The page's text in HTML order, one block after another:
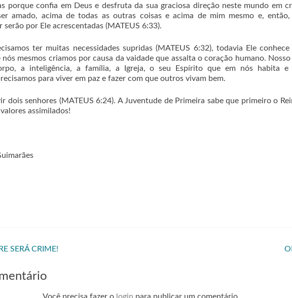
porque confia em Deus e desfruta da sua graciosa direção neste mundo em
amado, acima de todas as outras coisas e acima de mim mesmo e,
serão por Ele acrescentadas (MATEUS 6:33).
ter muitas necessidades supridas (MATEUS 6:32), todavia Ele conhece
nós mesmos criamos por causa da vaidade que assalta o coração humano.
a inteligência, a família, a Igreja, o seu Espírito que em nós habita e
para viver em paz e fazer com que outros vivam bem.
dois senhores (MATEUS 6:24). A Juventude de Primeira sabe que primeiro o
assimilados!
SERÁ CRIME!